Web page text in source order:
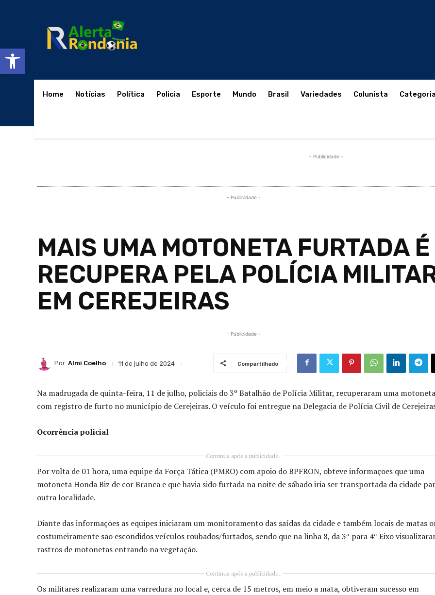
Abrir a barra de ferramentas
Home Notícias Política Policia Esporte Mundo Brasil Variedades Colunista
- Publicidade -
- Publicidade -
MAIS UMA MOTONETA FURTADA É
RECUPERA PELA POLÍCIA
EM CEREJEIRAS
- Publicidade -
Por Almi Coelho 11 de julho de 2024 Compartilhado
Na madrugada de quinta-feira, 11 de julho, policiais do 3º Batalhão de Polícia Militar, recuperaram uma motoneta
com registro de furto no município de Cerejeiras. O veículo foi entregue na Delegacia de Polícia Civil de
Ocorrência policial
Continua após a publicidade..
Por volta de 01 hora, uma equipe da Força Tática (PMRO) com apoio do BPFRON, obteve informações que uma
motoneta Honda Biz de cor Branca e que havia sido furtada na noite de sábado iria ser transportada da cidade
outra localidade.
Diante das informações as equipes iniciaram um monitoramento das saídas da cidade e também locais de matas
costumeiramente são escondidos veículos roubados/furtados, sendo que na linha 8, da 3ª para 4ª Eixo
rastros de motonetas entrando na vegetação.
Continua após a publicidade..
Os militares realizaram uma varredura no local e, cerca de 15 metros, em meio a mata, obtiveram sucesso em